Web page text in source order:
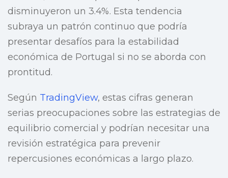
disminuyeron un 3.4%. Esta tendencia
subraya un patrón continuo que podría
presentar desafíos para la estabilidad
económica de Portugal si no se aborda con
prontitud.
Según TradingView, estas cifras generan
serias preocupaciones sobre las estrategias de
equilibrio comercial y podrían necesitar una
revisión estratégica para prevenir
repercusiones económicas a largo plazo.